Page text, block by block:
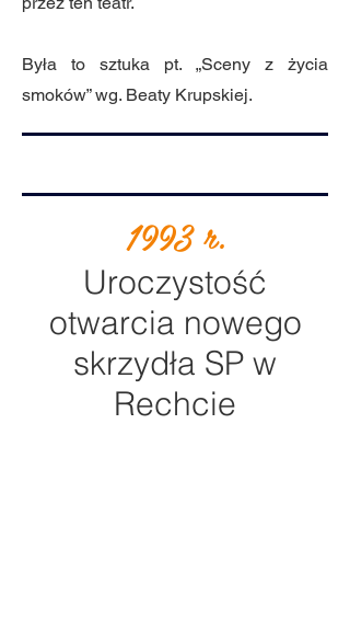
Była to sztuka pt. „Sceny z życia
smoków” wg. Beaty Krupskiej.
1993 r.
Uroczystość
otwarcia nowego
skrzydła SP w
Rechcie